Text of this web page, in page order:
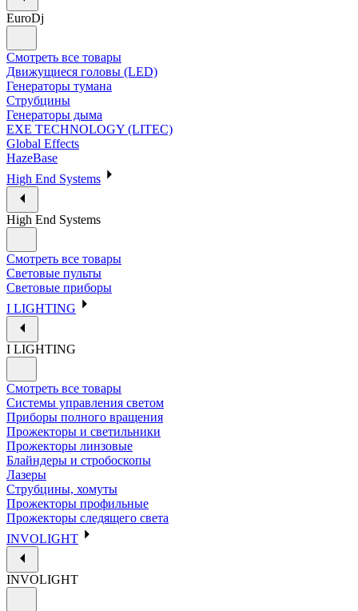
EuroDj
Смотреть все товары
Движущиеся головы (LED)
Генераторы тумана
Струбцины
Генераторы дыма
EXE TECHNOLOGY (LITEC)
Global Effects
HazeBase
High End Systems
High End Systems
Смотреть все товары
Световые пульты
Световые приборы
I LIGHTING
I LIGHTING
Смотреть все товары
Системы управления светом
Приборы полного вращения
Прожекторы и светильники
Прожекторы линзовые
Блайндеры и стробоскопы
Лазеры
Струбцины, хомуты
Прожекторы профильные
Прожекторы следящего света
INVOLIGHT
INVOLIGHT